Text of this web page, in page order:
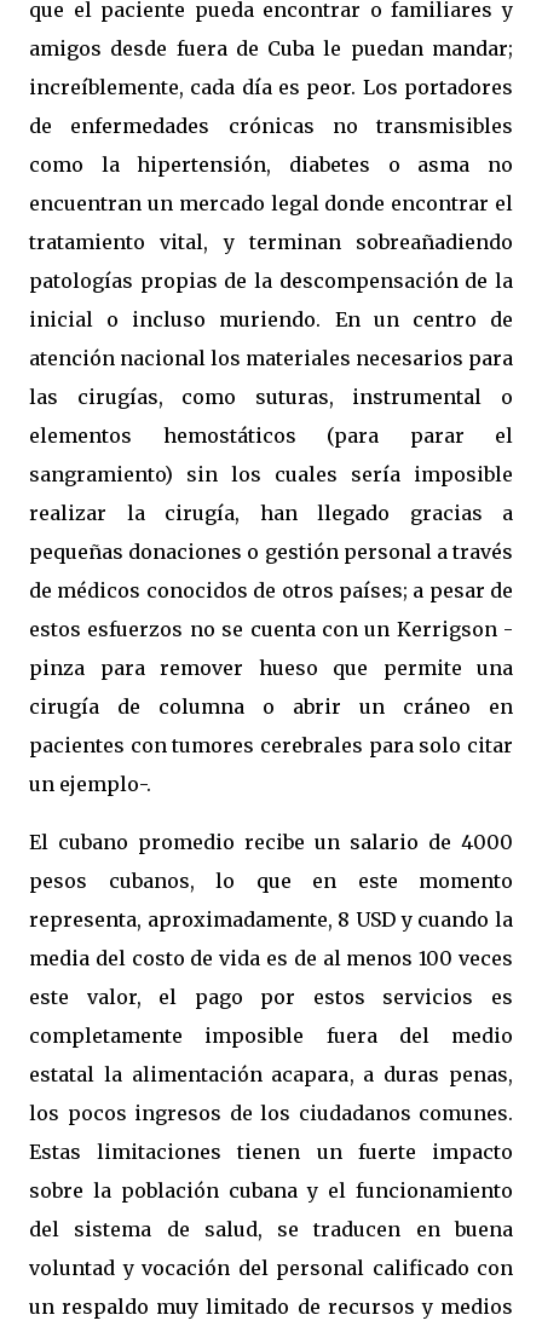
que el paciente pueda encontrar o familiares y
amigos desde fuera de Cuba le puedan mandar;
increíblemente, cada día es peor. Los portadores
de enfermedades crónicas no transmisibles
como la hipertensión, diabetes o asma no
encuentran un mercado legal donde encontrar el
tratamiento vital, y terminan sobreañadiendo
patologías propias de la descompensación de la
inicial o incluso muriendo. En un centro de
atención nacional los materiales necesarios para
las cirugías, como suturas, instrumental o
elementos hemostáticos (para parar el
sangramiento) sin los cuales sería imposible
realizar la cirugía, han llegado gracias a
pequeñas donaciones o gestión personal a través
de médicos conocidos de otros países; a pesar de
estos esfuerzos no se cuenta con un Kerrigson -
pinza para remover hueso que permite una
cirugía de columna o abrir un cráneo en
pacientes con tumores cerebrales para solo citar
un ejemplo-.
El cubano promedio recibe un salario de 4000
pesos cubanos, lo que en este momento
representa, aproximadamente, 8 USD y cuando la
media del costo de vida es de al menos 100 veces
este valor, el pago por estos servicios es
completamente imposible fuera del medio
estatal la alimentación acapara, a duras penas,
los pocos ingresos de los ciudadanos comunes.
Estas limitaciones tienen un fuerte impacto
sobre la población cubana y el funcionamiento
del sistema de salud, se traducen en buena
voluntad y vocación del personal calificado con
un respaldo muy limitado de recursos y medios